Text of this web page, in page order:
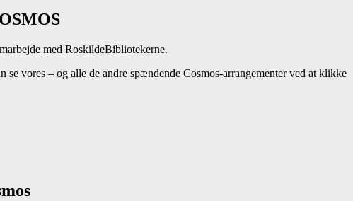
med RoskildeBibliotekerne.
vores – og alle de andre spændende Cosmos-arrangementer ved at klikke